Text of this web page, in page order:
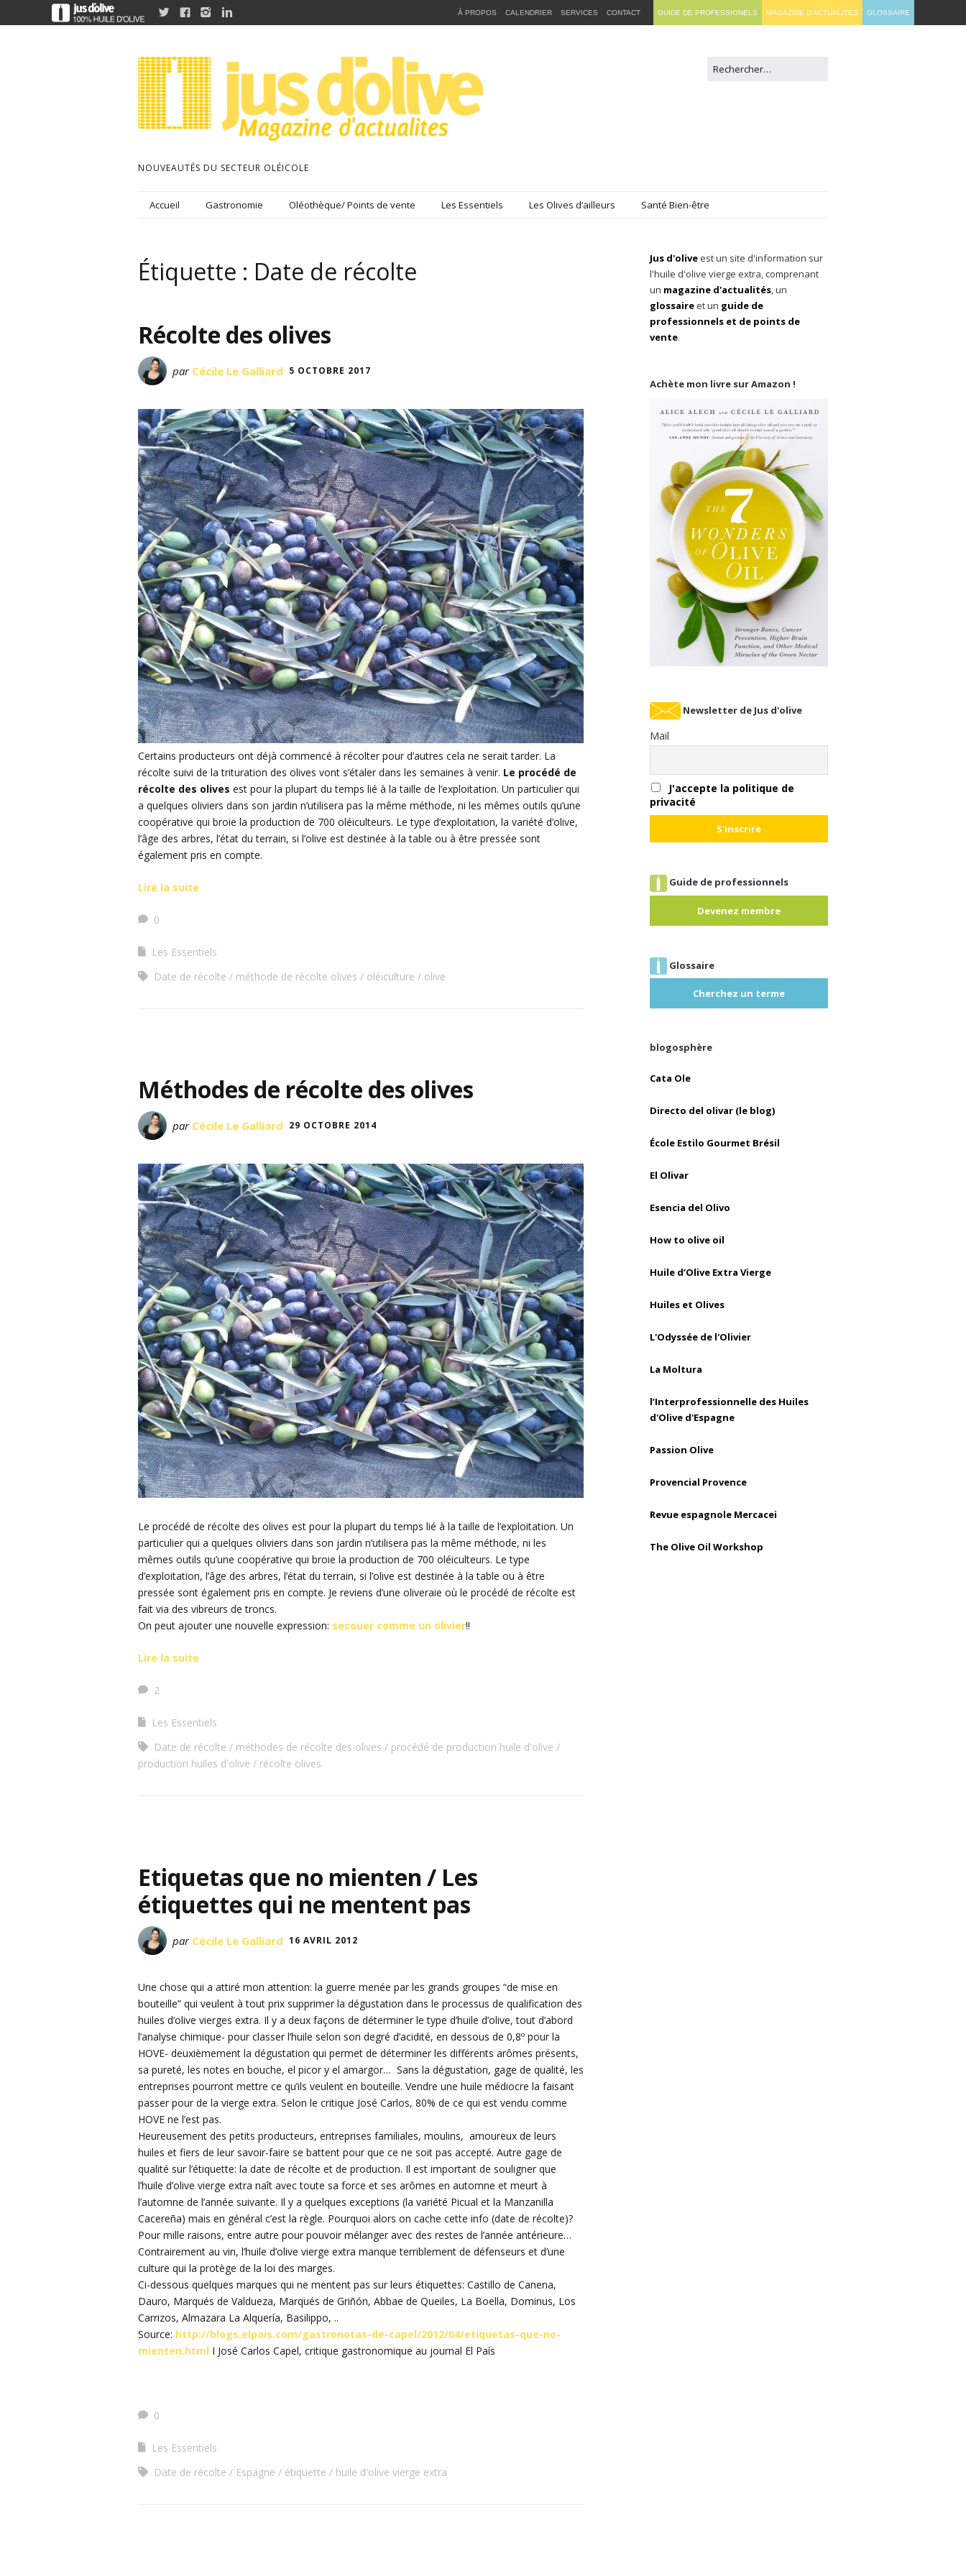
NOUVEAUTÉS DU SECTEUR OLÉICOLE
Accueil Gastronomie Oléothèque/ Points de vente Les Essentiels Les Olives d’ailleurs Santé Bien-être
Étiquette : Date de récolte
Récolte des olives
par Cécile Le Galliard 5 OCTOBRE 2017
Certains producteurs ont déjà commencé à récolter pour d’autres cela ne serait tarder. La
récolte suivi de la trituration des olives vont s’étaler dans les semaines à venir. Le procédé de
récolte des olives est pour la plupart du temps lié à la taille de l’exploitation. Un particulier qui
a quelques oliviers dans son jardin n’utilisera pas la même méthode, ni les mêmes outils qu’une
coopérative qui broie la production de 700 oléiculteurs. Le type d’exploitation, la variété d’olive,
l’âge des arbres, l’état du terrain, si l’olive est destinée à la table ou à être pressée sont
également pris en compte.
Lire la suite
0
Les Essentiels
Date de récolte
méthode de récolte olives oléiculture olive
Méthodes de récolte des olives
par Cécile Le Galliard 29 OCTOBRE 2014
Le procédé de récolte des olives est pour la plupart du temps lié à la taille de l’exploitation. Un
particulier qui a quelques oliviers dans son jardin n’utilisera pas la même méthode, ni les
mêmes outils qu’une coopérative qui broie la production de 700 oléiculteurs. Le type
d’exploitation, l’âge des arbres, l’état du terrain, si l’olive est destinée à la table ou à être
pressée sont également pris en compte. Je reviens d’une oliveraie où le procédé de récolte est
fait via des vibreurs de troncs.
On peut ajouter une nouvelle expression: secouer comme un olivier!!
Lire la suite
2
Les Essentiels
Date de récolte
méthodes de récolte des olives
procédé de production huile d'olive
production huiles d'olive
récolte olives
Etiquetas que no mienten / Les
étiquettes qui ne mentent pas
par Cécile Le Galliard 16 AVRIL 2012
Une chose qui a attiré mon attention: la guerre menée par les grands groupes “de mise en
bouteille” qui veulent à tout prix supprimer la dégustation dans le processus de qualification des
huiles d’olive vierges extra. Il y a deux façons de déterminer le type d’huile d’olive, tout d’abord
l’analyse chimique- pour classer l’huile selon son degré d’acidité, en dessous de 0,8º pour la
HOVE- deuxièmement la dégustation qui permet de déterminer les différents arômes présents,
sa pureté, les notes en bouche, el picor y el amargor… Sans la dégustation, gage de qualité, les
entreprises pourront mettre ce qu’ils veulent en bouteille. Vendre une huile médiocre la faisant
passer pour de la vierge extra. Selon le critique José Carlos, 80% de ce qui est vendu comme
HOVE ne l’est pas.
Heureusement des petits producteurs, entreprises familiales, moulins, amoureux de leurs
huiles et fiers de leur savoir-faire se battent pour que ce ne soit pas accepté. Autre gage de
qualité sur l’étiquette: la date de récolte et de production. Il est important de souligner que
l’huile d’olive vierge extra naît avec toute sa force et ses arômes en automne et meurt à
l’automne de l’année suivante. Il y a quelques exceptions (la variété Picual et la Manzanilla
Cacereña) mais en général c’est la règle. Pourquoi alors on cache cette info (date de récolte)?
Pour mille raisons, entre autre pour pouvoir mélanger avec des restes de l’année antérieure…
Contrairement au vin, l’huile d’olive vierge extra manque terriblement de défenseurs et d’une
culture qui la protège de la loi des marges.
Ci-dessous quelques marques qui ne mentent pas sur leurs étiquettes: Castillo de Canena,
Dauro, Marqués de Valdueza, Marqués de Griñón, Abbae de Queiles, La Boella, Dominus, Los
Carrizos, Almazara La Alquería, Basilippo, ..
Source: http://blogs.elpais.com/gastronotas-de-capel/2012/04/etiquetas-que-no-
mienten.html I José Carlos Capel, critique gastronomique au journal El País
0
Les Essentiels
Date de récolte
Espagne étiquette huile d'olive vierge extra
Jus d'oliveest un site d'information sur
l'huile d'olive vierge extra, comprenant
un magazine d'actualités, un
glossaireet un guide de
professionnels et de points de
vente.
Achète mon livre sur Amazon !
Newsletter de Jus d'olive
Mail
J'accepte la politique de
privacité
Guide de professionnels
Devenez membre
Glossaire
Cherchez un terme
blogosphère
Cata Ole
Directo del olivar (le blog)
École Estilo Gourmet Brésil
El Olivar
Esencia del Olivo
How to olive oil
Huile d’Olive Extra Vierge
Huiles et Olives
L'Odyssée de l'Olivier
La Moltura
l’Interprofessionnelle des Huiles
d'Olive d'Espagne
Passion Olive
Provencial Provence
Revue espagnole Mercacei
The Olive Oil Workshop
    GUIDE DE PROFESSIONELS MAGAZINE D'ACTUALITES GLOSSAIRE
À PROPOS CALENDRIER SERVICES CONTACT